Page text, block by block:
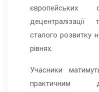
європейських
децентралізації
сталого розвитку
рівнях.
Учасники
практичним